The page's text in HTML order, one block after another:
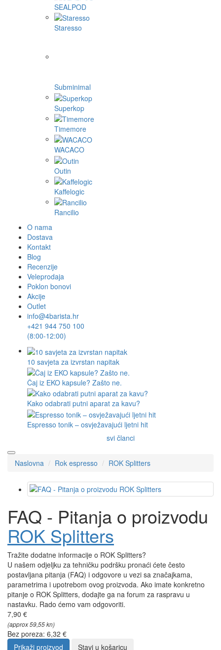
SEALPOD
Staresso
Subminimal
Superkop
Timemore
WACACO
Outin
Kaffelogic
Rancilio
O nama
Dostava
Kontakt
Blog
Recenzije
Veleprodaja
Poklon bonovi
Akcije
Outlet
info@4barista.hr
+421 944 750 100
(8:00-12:00)
10 savjeta za izvrstan napitak
Čaj iz EKO kapsule? Zašto ne.
Kako odabrati putni aparat za kavu?
Espresso tonik – osvježavajući ljetni hit
svi članci
Naslovna Rok espresso ROK Splitters
FAQ - Pitanja o proizvodu
ROK Splitters
Tražite dodatne informacije o ROK Splitters?
U našem odjeljku za tehničku podršku pronaći ćete često
postavljana pitanja (FAQ) i odgovore u vezi sa značajkama,
parametrima i upotrebom ovog proizvoda. Ako imate konkretno
pitanje o ROK Splitters, dodajte ga na forum za raspravu u
nastavku. Rado ćemo vam odgovoriti.
7,90 €
(approx 59,55 kn)
Bez poreza: 6,32 €
Prikaži proizvod
Stavi u košaricu